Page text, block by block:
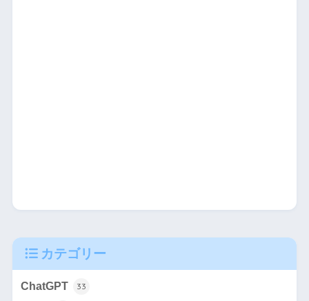
カテゴリー
ChatGPT 33